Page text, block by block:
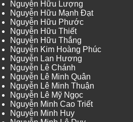
Nguyễn Hữu Lượng
Nguyễn Hữu Mạnh Đạt
Nguyễn Hữu Phước
Nguyễn Hữu Thiết
Nguyễn Hữu Thắng
Nguyễn Kim Hoàng Phúc
Nguyễn Lan Hương
Nguyễn Lê Chánh
Nguyễn Lê Minh Quân
Nguyễn Lê Minh Thuận
Nguyễn Lê Mỹ Ngọc
Nguyễn Minh Cao Triết
Nguyễn Minh Huy